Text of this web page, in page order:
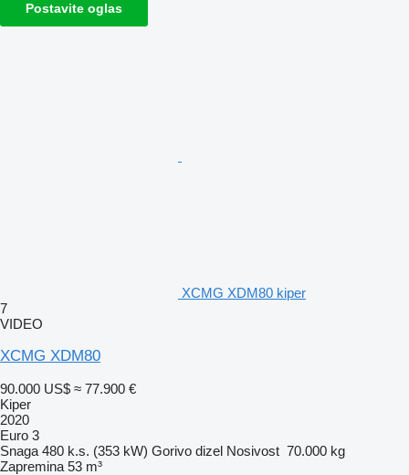
Postavite oglas
XCMG XDM80 kiper
7
VIDEO
XCMG XDM80
90.000 US$ ≈ 77.900 €
Kiper
2020
Euro 3
Snaga 480 k.s. (353 kW) Gorivo dizel Nosivost 70.000 kg
Zapremina 53 m³